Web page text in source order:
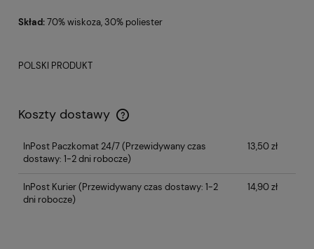
Skład:70% wiskoza, 30% poliester
POLSKI PRODUKT
Koszty dostawy
InPost Paczkomat 24/7(Przewidywany czas
dostawy: 1-2 dni robocze)
13,50 zł
InPost Kurier(Przewidywany czas dostawy: 1-2
dni robocze)
14,90 zł